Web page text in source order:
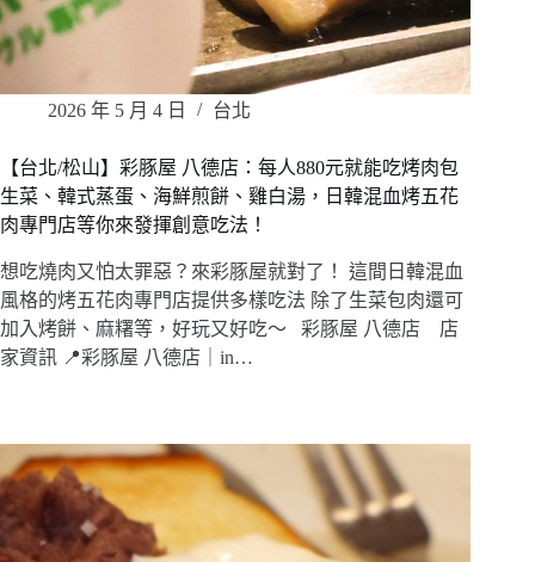
2026 年 5 月 4 日 台北
【台北/松山】彩豚屋 八德店：每人880元就能吃烤肉包
生菜、韓式蒸蛋、海鮮煎餅、雞白湯，日韓混血烤五花
肉專門店等你來發揮創意吃法！
想吃燒肉又怕太罪惡？來彩豚屋就對了！ 這間日韓混血
風格的烤五花肉專門店提供多樣吃法 除了生菜包肉還可
加入烤餅、麻糬等，好玩又好吃～ 彩豚屋 八德店 店
家資訊 📍彩豚屋 八德店｜in…